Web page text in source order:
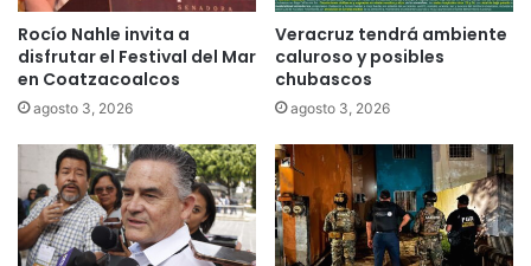
Rocío Nahle invita a
disfrutar el Festival del Mar
en Coatzacoalcos
agosto 3, 2026
Veracruz tendrá ambiente
caluroso y posibles
chubascos
agosto 3, 2026